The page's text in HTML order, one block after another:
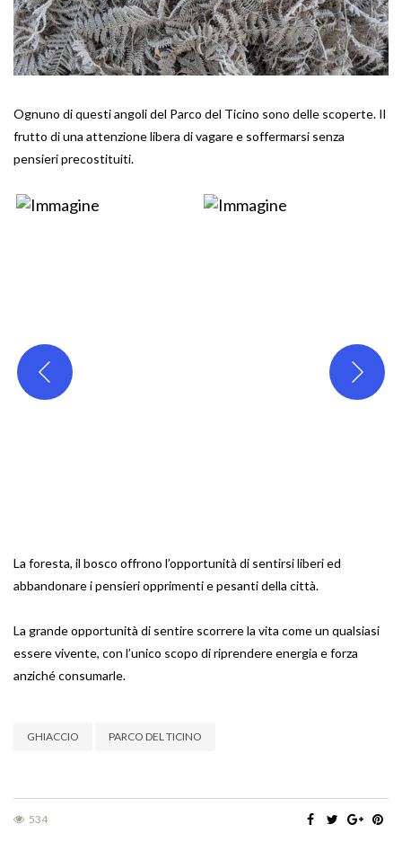
Ognuno di questi angoli del Parco del Ticino sono delle scoperte. Il
frutto di una attenzione libera di vagare e soffermarsi senza
pensieri precostituiti.
La foresta, il bosco offrono l’opportunità di sentirsi liberi ed
abbandonare i pensieri opprimenti e pesanti della città.
La grande opportunità di sentire scorrere la vita come un qualsiasi
essere vivente, con l’unico scopo di riprendere energia e forza
anziché consumarle.
GHIACCIO PARCO DEL TICINO
534